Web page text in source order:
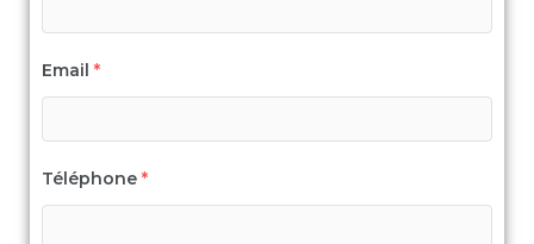
Email *
Téléphone *